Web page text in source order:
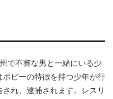
で不審な男と一緒にいる少
ビーの特徴を持つ少年が行
れ、逮捕されます。レスリ